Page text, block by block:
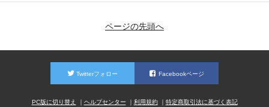
ページの先頭へ
Twitterフォロー Facebookページ
PC版に切り替え ヘルプセンター 利用規約 特定商取引法に基づく表記